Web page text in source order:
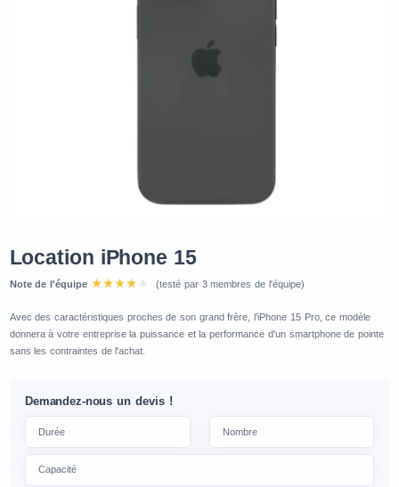
Location iPhone 15
Note de l'équipe (testé par 3 membres de l'équipe)
Avec des caractéristiques proches de son grand frère, l’iPhone 15 Pro, ce modèle
donnera à votre entreprise la puissance et la performance d'un smartphone de pointe
sans les contraintes de l'achat.
Demandez-nous un devis !